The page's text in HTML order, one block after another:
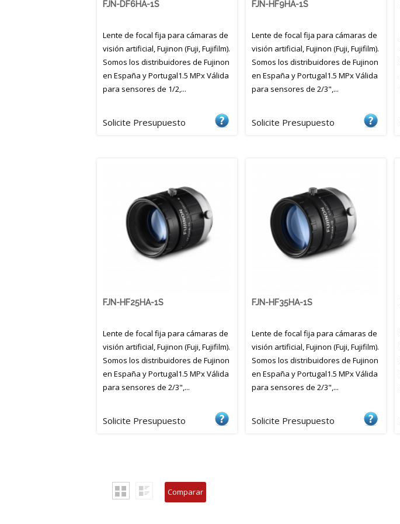
FJN-DF6HA-1S
Lente de focal fija para cámaras de
visión artificial, Fujinon (Fuji, Fujifilm).
Somos los distribuidores de Fujinon
en España y Portugal1.5 MPx Válida
para sensores de 1/2,...
Solicite Presupuesto
FJN-HF9HA-1S
Lente de focal fija para cámaras de
visión artificial, Fujinon (Fuji, Fujifilm).
Somos los distribuidores de Fujinon
en España y Portugal1.5 MPx Válida
para sensores de 2/3",...
Solicite Presupuesto
Solicite Presupuesto
FJN-HF25HA-1S
Lente de focal fija para cámaras de
visión artificial, Fujinon (Fuji, Fujifilm).
Somos los distribuidores de Fujinon
en España y Portugal1.5 MPx Válida
para sensores de 2/3",...
Solicite Presupuesto
FJN-HF35HA-1S
Lente de focal fija para cámaras de
visión artificial, Fujinon (Fuji, Fujifilm).
Somos los distribuidores de Fujinon
en España y Portugal1.5 MPx Válida
para sensores de 2/3",...
Solicite Presupuesto
Solicite Presupuesto